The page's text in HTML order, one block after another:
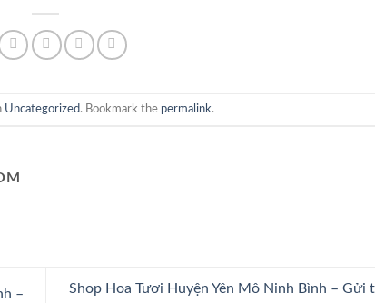
Uncategorized. Bookmark the permalink.
– Shop Hoa Tươi Huyện Yên Mô Ninh Bình – Gửi